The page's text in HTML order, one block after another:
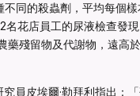
不同的殺蟲劑，平均每個
名花店員工的尿液檢查發
藥殘留物及代謝物，遠高
員皮埃爾·勒拜利指出：